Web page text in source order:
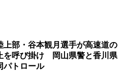
上部・谷本観月選手が高速道の
を呼び掛け 岡山県警と香川県
パトロール